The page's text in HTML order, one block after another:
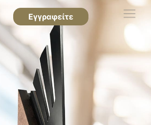
Εγγραφείτε